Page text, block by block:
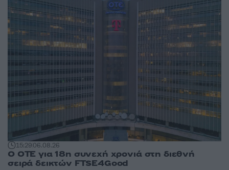
15:2906.08.26
Ο ΟΤΕ για 18η συνεχή χρονιά στη διεθνή
σειρά δεικτών FTSE4Good